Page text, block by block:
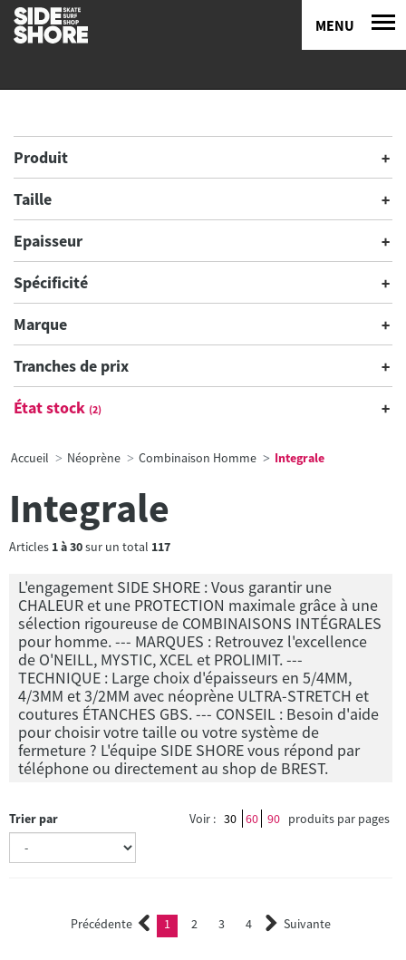
MENU
Produit
Taille
Epaisseur
Spécificité
Marque
Tranches de prix
État stock (2)
Accueil Néoprène Combinaison Homme Integrale
Integrale
Articles 1à30sur un total 117
L'engagement SIDE SHORE : Vous garantir une
CHALEUR et une PROTECTION maximale grâce à une
sélection rigoureuse de COMBINAISONS INTÉGRALES
pour homme. --- MARQUES : Retrouvez l'excellence
de O'NEILL, MYSTIC, XCEL et PROLIMIT. ---
TECHNIQUE : Large choix d'épaisseurs en 5/4MM,
4/3MM et 3/2MM avec néoprène ULTRA-STRETCH et
coutures ÉTANCHES GBS. --- CONSEIL : Besoin d'aide
pour choisir votre taille ou votre système de
fermeture ? L'équipe SIDE SHORE vous répond par
téléphone ou directement au shop de BREST.
Trier par Voir : 30 60 90 produits par pages
Précédente 1 (current)
2 3 4 Suivante